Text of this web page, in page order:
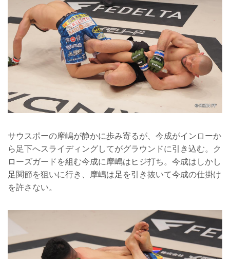
サウスポーの摩嶋が静かに歩み寄るが、今成がインローか
ら足下へスライディングしてがグラウンドに引き込む。ク
ローズガードを組む今成に摩嶋はヒジ打ち。今成はしかし
足関節を狙いに行き、摩嶋は足を引き抜いて今成の仕掛け
を許さない。